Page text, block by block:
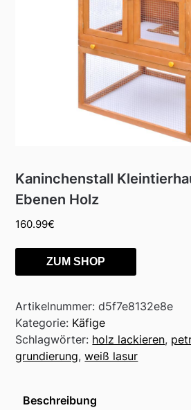
Kaninchenstall
Ebenen Holz
160.99€
ZUM SHOP
Artikelnummer:d5f7e8132e8e
Kategorie: Käfige
Schlagwörter: holz lackieren,
grundierung,weiß lasur
Beschreibung